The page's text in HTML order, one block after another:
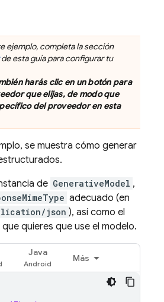
ejemplo, completa la sección
de esta guía para configurar tu
harás clic en un botón para
que elijas, de modo que
del proveedor en esta
se muestra cómo generar
de GenerativeModel ,
adecuado (en
json ), así como el
que quieres que use el modelo.
Java
Más